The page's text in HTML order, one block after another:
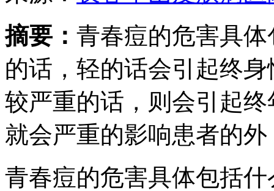
摘要： 青春痘的危害具
的话，轻的话会引起终
较严重的话，则会引起
就会严重的影响患者的外
青春痘的危害具体包括什